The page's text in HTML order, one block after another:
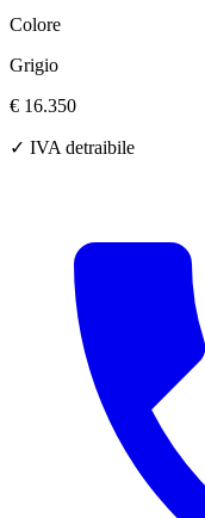
Colore
Grigio
€ 16.350
✓ IVA detraibile